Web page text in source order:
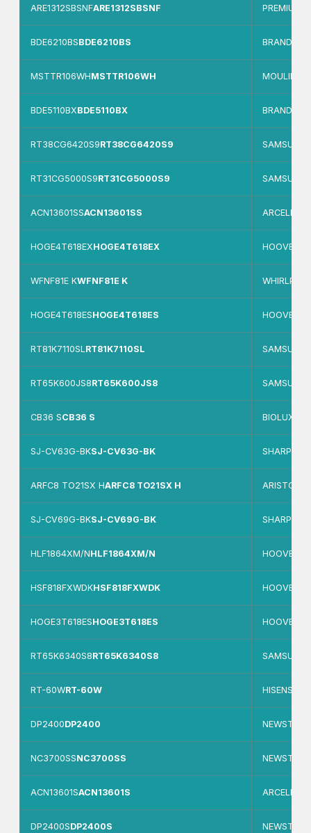
ARE1312SBSNFARE1312SBSNF PREMIUM
BDE6210BSBDE6210BS BRANDT
MSTTR106WHMSTTR106WH MOULINEX
BDE5110BXBDE5110BX BRANDT
RT38CG6420S9RT38CG6420S9 SAMSUNG
RT31CG5000S9RT31CG5000S9 SAMSUNG
ACN13601SSACN13601SS ARCELIK
HOGE4T618EXHOGE4T618EX HOOVER
WFNF81E KWFNF81E K
HOGE4T618ESHOGE4T618ES HOOVER
RT81K7110SL RT81K7110SL SAMSUNG
RT65K600JS8RT65K600JS8 SAMSUNG
CB36 SCB36 S BIOLUX
SJ-CV63G-BKSJ-CV63G-BK SHARP
ARFC8 TO21SX HARFC8 TO21SX H ARISTON
SJ-CV69G-BKSJ-CV69G-BK SHARP
HLF1864XM/NHLF1864XM/N HOOVER
HSF818FXWDKHSF818FXWDK HOOVER
HOGE3T618ESHOGE3T618ES HOOVER
RT65K6340S8RT65K6340S8 SAMSUNG
RT-60WRT-60W HISENSE
DP2400DP2400 NEWSTAR
NC3700SSNC3700SS NEWSTAR
ACN13601SACN13601S ARCELIK
DP2400SDP2400S NEWSTAR